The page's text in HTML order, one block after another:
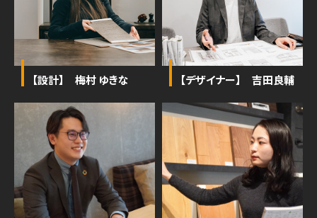
【設計】 梅村 ゆきな 【デザイナー】 吉田良輔